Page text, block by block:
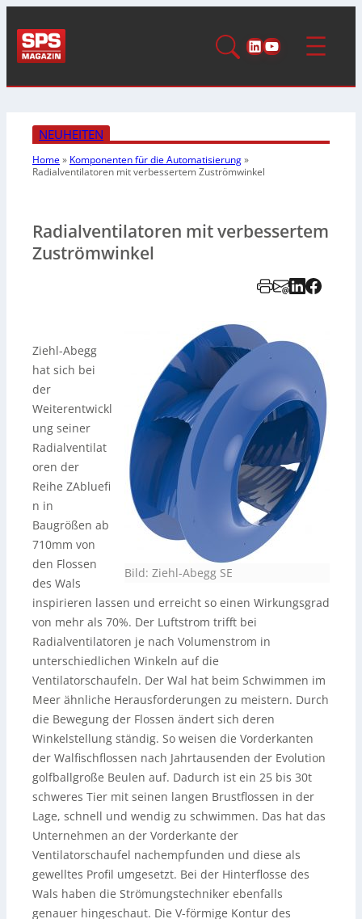
LinkedIn
YouTube
NEUHEITEN
Home» Komponenten für die Automatisierung»
Radialventilatoren mit verbessertem Zuströmwinkel
Radialventilatoren mit verbessertem
Zuströmwinkel
Bild: Ziehl-Abegg SE
Ziehl-Abegg
hat sich bei
der
Weiterentwickl
ung seiner
Radialventilat
oren der
Reihe ZAbluefi
n in
Baugrößen ab
710mm von
den Flossen
des Wals
inspirieren lassen und erreicht so einen Wirkungsgrad
von mehr als 70%. Der Luftstrom trifft bei
Radialventilatoren je nach Volumenstrom in
unterschiedlichen Winkeln auf die
Ventilatorschaufeln. Der Wal hat beim Schwimmen im
Meer ähnliche Herausforderungen zu meistern. Durch
die Bewegung der Flossen ändert sich deren
Winkelstellung ständig. So weisen die Vorderkanten
der Walfischflossen nach Jahrtausenden der Evolution
golfballgroße Beulen auf. Dadurch ist ein 25 bis 30t
schweres Tier mit seinen langen Brustflossen in der
Lage, schnell und wendig zu schwimmen. Das hat das
Unternehmen an der Vorderkante der
Ventilatorschaufel nachempfunden und diese als
gewelltes Profil umgesetzt. Bei der Hinterflosse des
Wals haben die Strömungstechniker ebenfalls
genauer hingeschaut. Die V-förmige Kontur des